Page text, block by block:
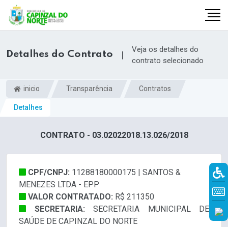
Detalhes do Contrato |
Veja os detalhes do
contrato selecionado
inicio Transparência Contratos
Detalhes
CONTRATO - 03.02022018.13.026/2018
CPF/CNPJ: 11288180000175 | SANTOS &
MENEZES LTDA - EPP
VALOR CONTRATADO: R$ 211350
SECRETARIA: SECRETARIA MUNICIPAL DE
SAÚDE DE CAPINZAL DO NORTE